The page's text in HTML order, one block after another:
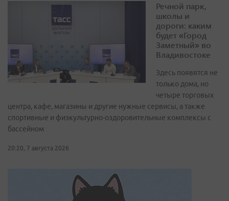
Речной парк,
школы и
дороги: каким
будет «Город
Заметный» во
Владивостоке
Здесь появятся не
только дома, но
четыре торговых
центра, кафе, магазины и другие нужные сервисы, а также
спортивные и физкультурно-оздоровительные комплексы с
бассейном
20:20, 7 августа 2026